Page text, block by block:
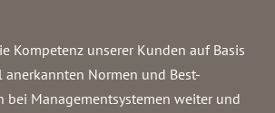
Kompetenz unserer Kunden auf Basis
Normen und Best-
bei Managementsystemen weiter und